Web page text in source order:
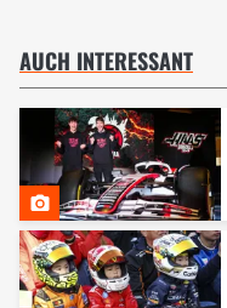
AUCH INTERESSANT